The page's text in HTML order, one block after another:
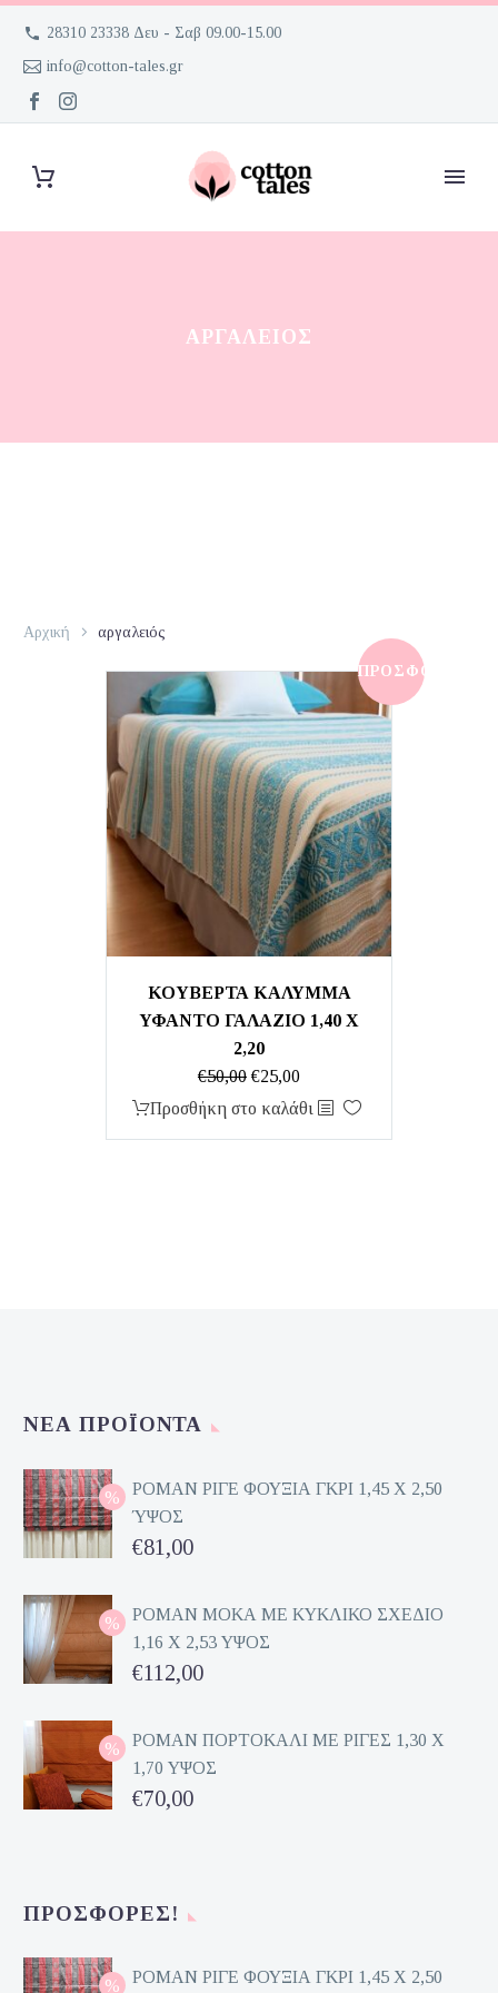
28310 23338 Δευ - Σαβ 09.00-15.00
info@cotton-tales.gr
ΑΡΓΑΛΕΙΌΣ
Αρχική αργαλειός
ΠΡΟΣΦΟΡΆ!
ΚΟΥΒΕΡΤΑ ΚΑΛΥΜΜΑ
ΥΦΑΝΤΟ ΓΑΛΑΖΙΟ 1,40 Χ
2,20
€50,00 Original
price
€25,00Η
τρέχουσα
Προσθήκη στο καλάθι
ΝΈΑ ΠΡΟΪΌΝΤΑ
ΡΟΜΑΝ ΡΙΓΕ ΦΟΥΞΙΑ ΓΚΡΙ 1,45 Χ 2,50
ΎΨΟΣ
Original
was:
€162,00.
€81,00
τρέχουσα
τιμή
είναι:
ΡΟΜΑΝ ΜΟΚΑ ΜΕ ΚΥΚΛΙΚΟ ΣΧΕΔΙΟ
1,16 Χ 2,53 ΥΨΟΣ
Original
was:
€224,00.
€112,00
τρέχουσα
τιμή
είναι:
ΡΟΜΑΝ ΠΟΡΤΟΚΑΛΙ ΜΕ ΡΙΓΕΣ 1,30 Χ
1,70 ΥΨΟΣ
Original
€70,00
ΠΡΟΣΦΟΡΈΣ!
ΡΟΜΑΝ ΡΙΓΕ ΦΟΥΞΙΑ ΓΚΡΙ 1,45 Χ 2,50